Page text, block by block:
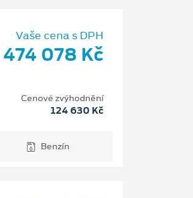
Vaše cena s DPH
474 078 Kč
Cenové zvýhodnění
124 630 Kč
Benzín